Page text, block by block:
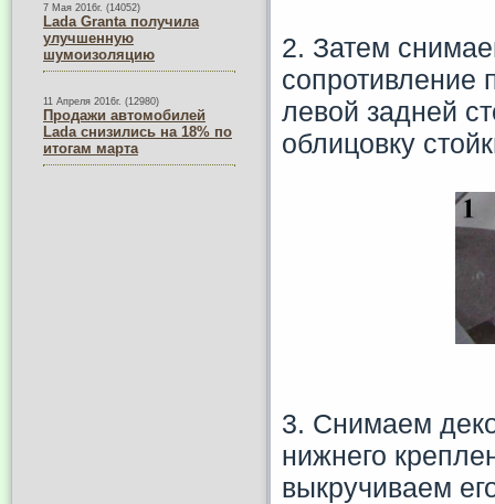
7 Мая 2016г. (14052)
Lada Granta получила
улучшенную
шумоизоляцию
11 Апреля 2016г. (12980)
Продажи автомобилей
Lada снизились на 18% по
итогам марта
2. Затем
сопротивление
левой задней
облицовку
3. Снимаем
нижнего
выкручиваем